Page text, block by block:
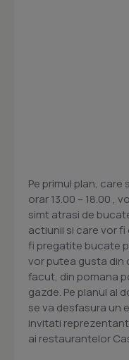
Pe primul plan,
orar 13.00 – 18.00 ,
simt atrasi de
actiunii si care vor
fi pregatite bucate
vor putea gusta din
facut, din pomana
gazde. Pe planul al
se va desfasura un
invitati
ai restaurantelor